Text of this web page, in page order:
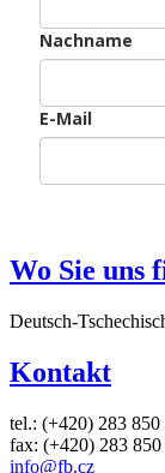
Nachname
E-Mail
Wo Sie uns
Deutsch-
Kontakt
tel.: (+420) 283 850
fax: (+420) 283 850
info@fb.cz